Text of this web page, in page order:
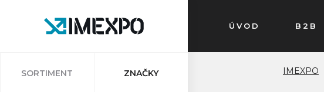
SORTIMENT ZNAČKY
ÚVOD B2B
IMEXPO